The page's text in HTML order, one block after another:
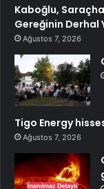
Kaboğlu,
Gereğinin Derhal
Ağustos 7, 2026
Tigo Energy
Ağustos 7, 2026